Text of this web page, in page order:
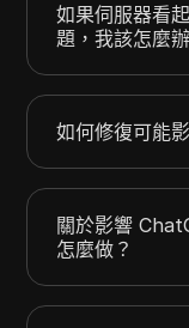
如果伺服器看
題，我該怎麼
如何修復可能
關於影響
怎麼做？